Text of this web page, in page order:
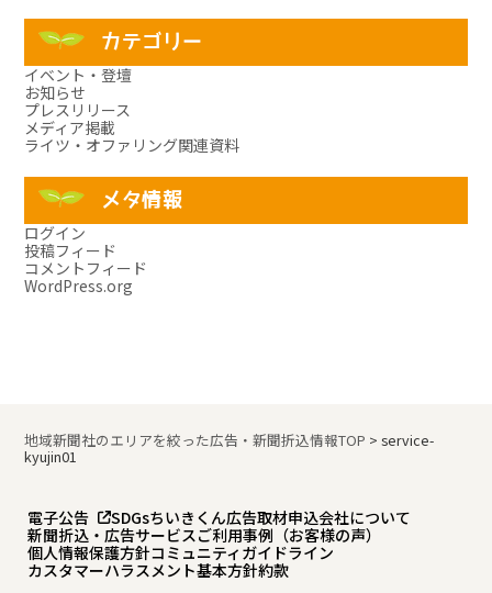
カテゴリー
イベント・登壇
お知らせ
プレスリリース
メディア掲載
ライツ・オファリング関連資料
メタ情報
ログイン
投稿フィード
コメントフィード
WordPress.org
地域新聞社のエリアを絞った広告・新聞折込情報TOP >service-
kyujin01
電子公告 SDGsちいきくん広告取材申込会社について
新聞折込・広告サービスご利用事例（お客様の声）
個人情報保護方針コミュニティガイドライン
カスタマーハラスメント基本方針約款